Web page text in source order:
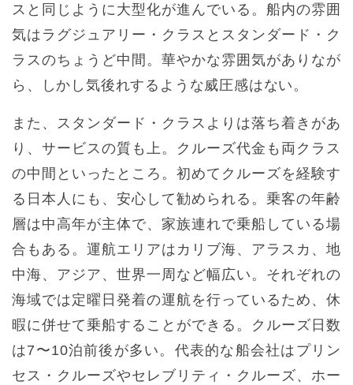
スと同じように大型化が進んでいる。船内の雰囲
気はラグジュアリー・クラスとスタンダード・ク
ラスのちょうど中間。華やかな雰囲気がありなが
ら、しかし気後れするような威圧感はない。
また、スタンダード・クラスよりは落ち着きがあ
り、サービスの質も上。クルーズ代金も両クラス
の中間といったところ。初めてクルーズを経験す
る日本人にも、安心して勧められる。乗客の年齢
層は中高年が主体で、家族連れで乗船している場
合もある。運航エリアはカリブ海、アラスカ、地
中海、アジア、世界一周など幅広い。それぞれの
海域では定曜日発着の運航を行っているため、休
暇に併せて乗船することができる。クルーズ日数
は7〜10泊前後が多い。代表的な船会社はプリン
セス・クルーズやセレブリティ・クルーズ、ホー